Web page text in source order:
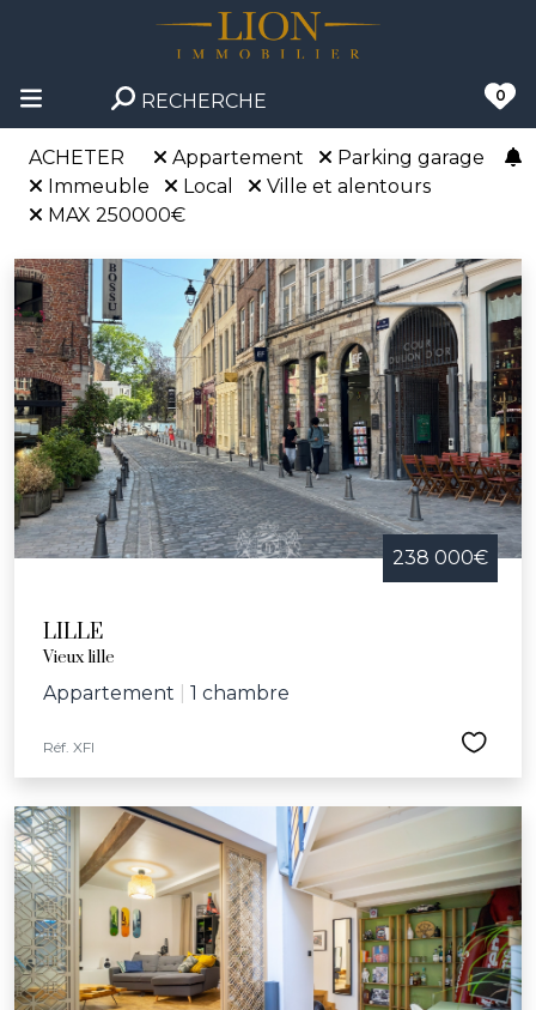
RECHERCHE 0
ACHETER Appartement
Parking garage
Immeuble
Local
Ville et alentours
MAX 250000€
238 000€
LILLE
Vieux lille
Appartement 1 chambre
Réf. XFI